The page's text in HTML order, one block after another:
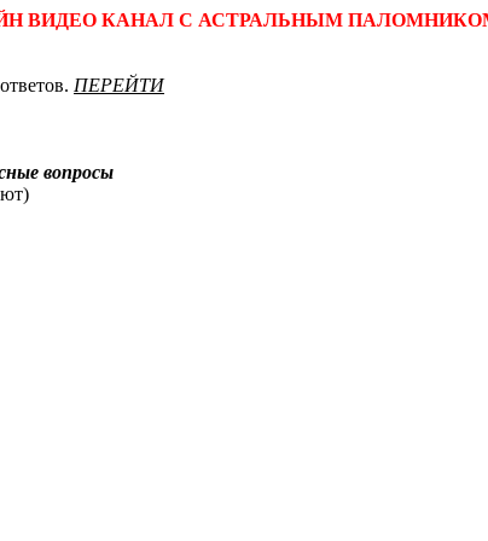
ВИДЕО КАНАЛ С АСТРАЛЬНЫМ
ПЕРЕЙТИ
вопросы